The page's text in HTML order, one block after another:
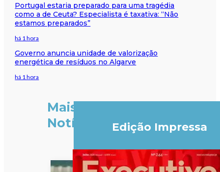
Portugal estaria preparado para uma tragédia
como a de Ceuta? Especialista é taxativa: “Não
estamos preparados”
há 1 hora
Governo anuncia unidade de valorização
energética de resíduos no Algarve
há 1 hora
Mais
Notícias
Edição Impressa